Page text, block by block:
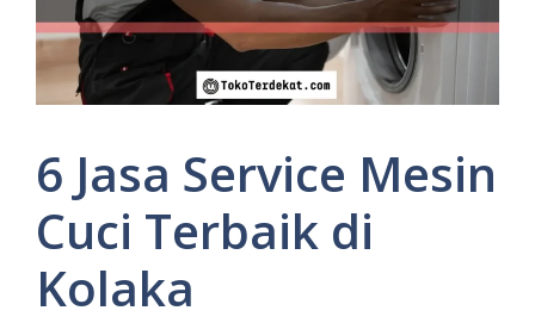
6 Jasa Service Mesin
Cuci Terbaik di
Kolaka